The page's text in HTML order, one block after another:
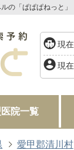
の「ぱぱぱねっと」
現
現
院一覧
愛甲郡清川村